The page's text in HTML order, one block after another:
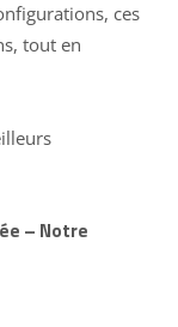
ces
tout en
– Notre